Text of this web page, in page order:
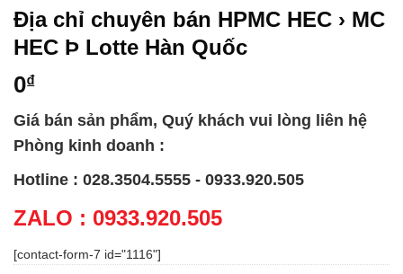
Địa chỉ chuyên bán HPMC HEC › MC
HEC Þ Lotte Hàn Quốc
0₫
Giá bán sản phẩm, Quý khách vui lòng liên hệ
Phòng kinh doanh :
Hotline : 028.3504.5555 - 0933.920.505
ZALO : 0933.920.505
[contact-form-7 id="1116"]